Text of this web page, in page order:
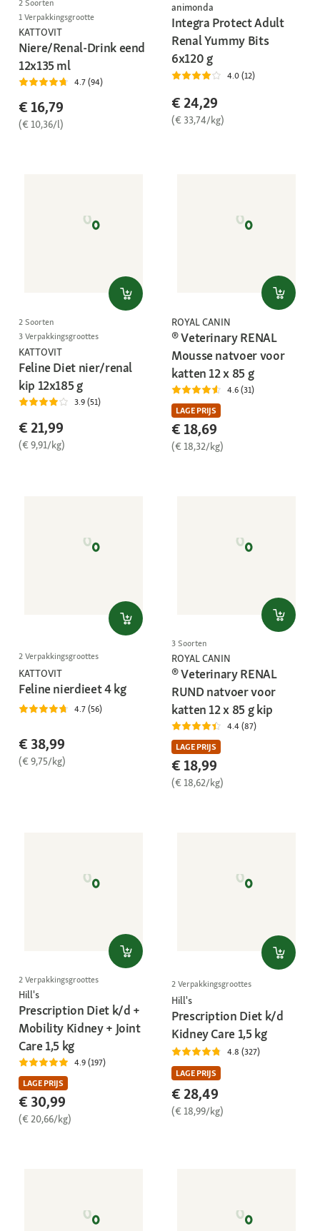
2 Soorten
1 Verpakkingsgrootte
KATTOVIT
Niere/Renal-Drink eend
12x135 ml
4.7 (94)
€ 16,79
(€ 10,36/l)
animonda
Integra Protect Adult
Renal Yummy Bits
6x120 g
4.0 (12)
€ 24,29
(€ 33,74/kg)
2 Soorten
3 Verpakkingsgroottes
KATTOVIT
Feline Diet nier/renal
kip 12x185 g
3.9 (51)
€ 21,99
(€ 9,91/kg)
ROYAL CANIN
® Veterinary RENAL
Mousse natvoer voor
katten 12 x 85 g
4.6 (31)
LAGE PRIJS
€ 18,69
(€ 18,32/kg)
2 Verpakkingsgroottes
KATTOVIT
Feline nierdieet 4 kg
4.7 (56)
€ 38,99
(€ 9,75/kg)
3 Soorten
ROYAL CANIN
® Veterinary RENAL
RUND natvoer voor
katten 12 x 85 g kip
4.4 (87)
LAGE PRIJS
€ 18,99
(€ 18,62/kg)
2 Verpakkingsgroottes
Hill's
Prescription Diet k/d +
Mobility Kidney + Joint
Care 1,5 kg
4.9 (197)
LAGE PRIJS
€ 30,99
(€ 20,66/kg)
2 Verpakkingsgroottes
Hill's
Prescription Diet k/d
Kidney Care 1,5 kg
4.8 (327)
LAGE PRIJS
€ 28,49
(€ 18,99/kg)